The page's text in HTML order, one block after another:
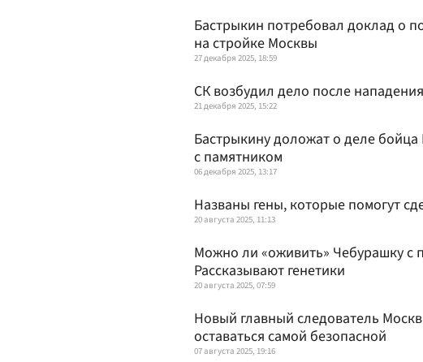
Бастрыкин потребовал доклад о
на стройке Москвы
27 декабря 2025, 18:59
СК возбудил дело после
21 декабря 2025, 15:22
Бастрыкину доложат о деле бойца
с памятником
06 декабря 2025, 13:17
Названы гены, которые помогут
20 августа 2025, 11:13
Можно ли «оживить» Чебурашку
Рассказывают генетики
20 августа 2025, 07:59
Новый главный следователь
оставаться самой безопасной
07 августа 2025, 19:16